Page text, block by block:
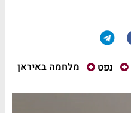
נפט מלחמה באיראן